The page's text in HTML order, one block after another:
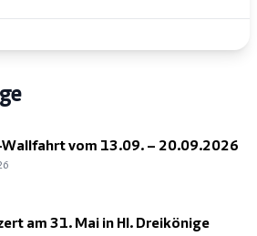
Wallfahrt vom 13.09. – 20.09.2026
am 31. Mai in Hl. Dreikönige